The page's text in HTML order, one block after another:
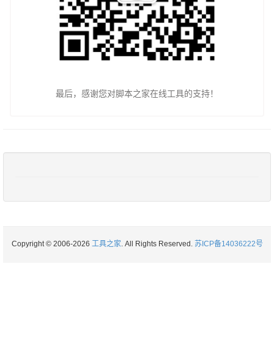
最后，感谢您对脚本之家在线工具的支持！
Copyright © 2006-2026 工具之家. All Rights Reserved. 苏ICP备14036222号